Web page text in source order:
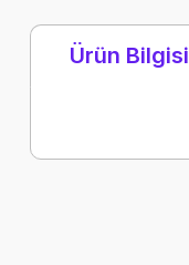
Ürün Bilgisi